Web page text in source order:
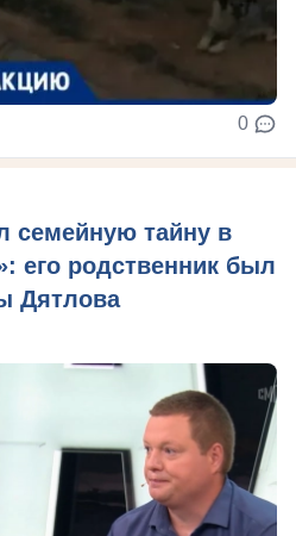
0
семейную тайну в
его родственник был
Дятлова